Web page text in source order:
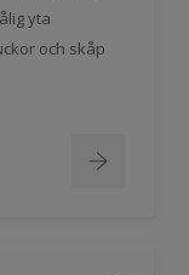
yta
och skåp